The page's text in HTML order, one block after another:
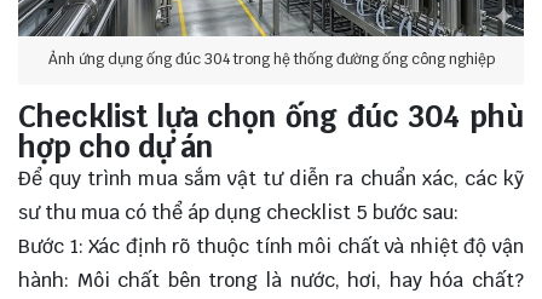
Ảnh ứng dụng ống đúc 304 trong hệ thống đường ống công nghiệp
Checklist lựa chọn ống đúc 304 phù
hợp cho dự án
Để quy trình mua sắm vật tư diễn ra chuẩn xác, các kỹ
sư thu mua có thể áp dụng checklist 5 bước sau:
Bước 1: Xác định rõ thuộc tính môi chất và nhiệt độ vận
hành: Môi chất bên trong là nước, hơi, hay hóa chất?